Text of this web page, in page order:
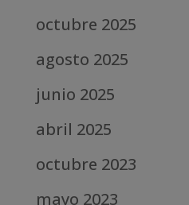
octubre 2025
agosto 2025
junio 2025
abril 2025
octubre 2023
mayo 2023